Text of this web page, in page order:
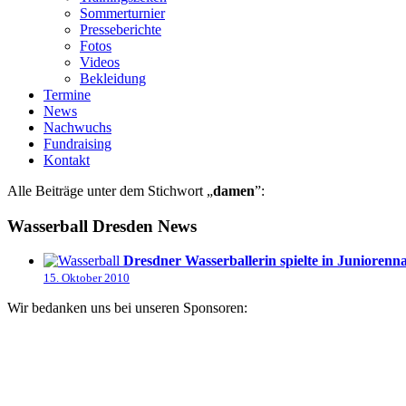
Sommerturnier
Presseberichte
Fotos
Videos
Bekleidung
Termine
News
Nachwuchs
Fundraising
Kontakt
Alle Beiträge unter dem Stichwort „damen”:
Wasserball Dresden News
Dresdner Wasserballerin spielte in
15. Oktober 2010
Wir bedanken uns bei unseren Sponsoren: